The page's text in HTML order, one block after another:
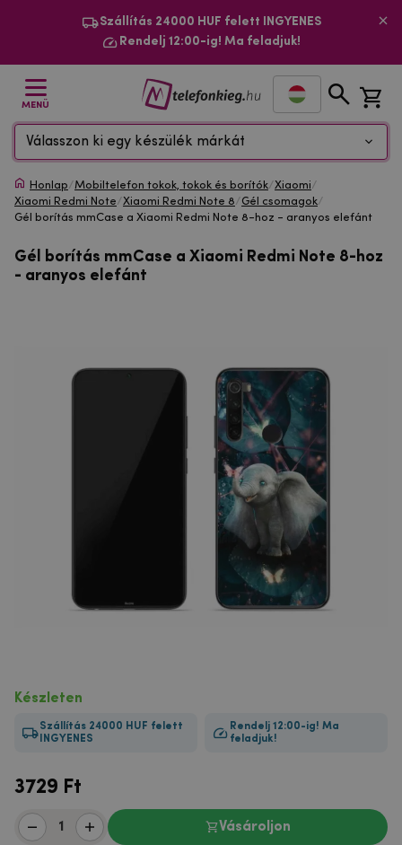
Szállítás 24000 HUF felett INGYENES
Rendelj 12:00-ig! Ma feladjuk!
MENÜ
Válasszon ki egy készülék márkát
Honlap/Mobiltelefon tokok, tokok és borítók/Xiaomi/
Xiaomi Redmi Note/Xiaomi Redmi Note 8/Gél csomagok/
Gél borítás mmCase a Xiaomi Redmi Note 8-hoz - aranyos elefánt
Gél borítás mmCase a Xiaomi Redmi Note 8-hoz
- aranyos elefánt
Készleten
Szállítás 24000 HUF felett
INGYENES
Rendelj 12:00-ig! Ma
feladjuk!
3729 Ft
Vásároljon